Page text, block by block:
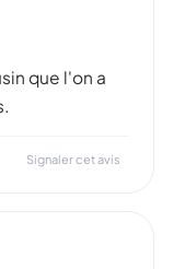
que l'on a
Signaler cet avis